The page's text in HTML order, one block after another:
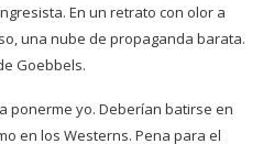
En un retrato con olor a
una nube de propaganda barata.
Goebbels.
ponerme yo. Deberían batirse en
en los Westerns. Pena para el